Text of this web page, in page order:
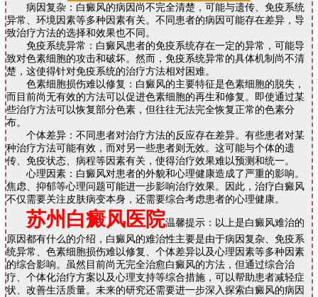
病因复杂：白癜风的病因尚不完全清楚，可能与遗传、免疫系统
异常、环境因素等多种因素有关。不同患者的病因可能存在差异，导
致治疗方法的选择和效果也不同。
免疫系统异常：白癜风患者的免疫系统存在一定的异常，可能导
致对色素细胞的攻击和破坏。然而，免疫系统异常的具体机制尚不清
楚，这使得针对免疫系统的治疗方法相对困难。
色素细胞损伤难以修复：白癜风的主要特征是色素细胞的脱失，
而目前尚无有效的方法可以促进色素细胞的再生和修复。即使通过某
些治疗方法可以恢复部分色素，但往往无法完全恢复正常的色素分
布。
个体差异：不同患者对治疗方法的反应存在差异。有些患者对某
种治疗方法可能有效，而对另一些患者则无效。这可能与个体的遗
传、免疫状态、病程等因素有关，使得治疗效果难以预测和统一。
心理因素：白癜风对患者的外貌和心理健康造成了严重的影响。
焦虑、抑郁等心理问题可能进一步影响治疗效果。因此，治疗白癜风
不仅需要关注皮肤病变本身，还需要综合考虑患者的心理健康。
苏州白癜风医院温馨提示：以上是白癜风难治的
原因都有什么的介绍，白癜风的难治性主要是由于病因复杂、免疫系
统异常、色素细胞损伤难以修复、个体差异以及心理因素等多种因素
的综合影响。虽然目前尚无完全治愈白癜风的方法，但通过综合治
疗、个体化治疗方案以及心理支持等综合措施，可以帮助患者减轻症
状、改善生活质量。未来的研究还需要进一步深入探索白癜风的病因